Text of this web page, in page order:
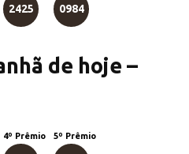
2425 0984
de hoje –
4º Prêmio 5º Prêmio